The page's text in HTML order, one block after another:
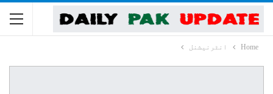
Home انٹرنیشنل